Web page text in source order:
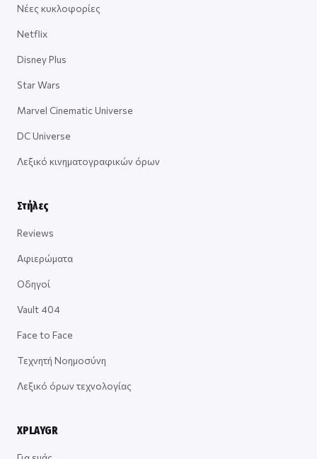
Νέες κυκλοφορίες
Netflix
Disney Plus
Star Wars
Marvel Cinematic Universe
DC Universe
Λεξικό κινηματογραφικών όρων
Στήλες
Reviews
Αφιερώματα
Οδηγοί
Vault 404
Face to Face
Τεχνητή Νοημοσύνη
Λεξικό όρων τεχνολογίας
XPLAYGR